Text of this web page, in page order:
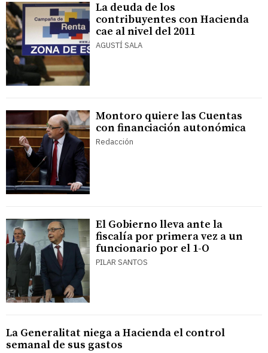
La deuda de los
contribuyentes con Hacienda
cae al nivel del 2011
AGUSTÍ SALA
Montoro quiere las Cuentas
con financiación autonómica
Redacción
El Gobierno lleva ante la
fiscalía por primera vez a un
funcionario por el 1-O
PILAR SANTOS
La Generalitat niega a Hacienda el control
semanal de sus gastos